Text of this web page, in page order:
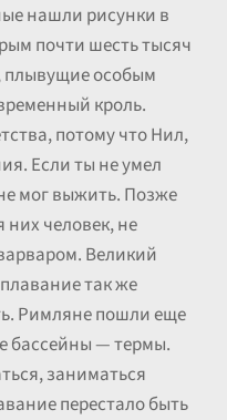
нашли рисунки в
почти шесть тысяч
особым
кроль.
потому что Нил,
Если ты не умел
мог выжить. Позже
них человек, не
Великий
так же
Римляне пошли еще
бассейны — термы.
заниматься
перестало быть